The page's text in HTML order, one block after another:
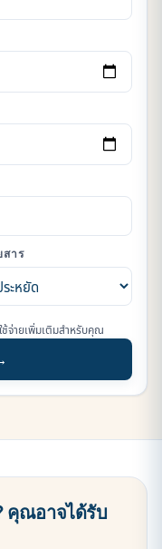
าร
ช้จ่ายเพิ่มเติมสำหรับคุณ
คุณอาจได้รับ